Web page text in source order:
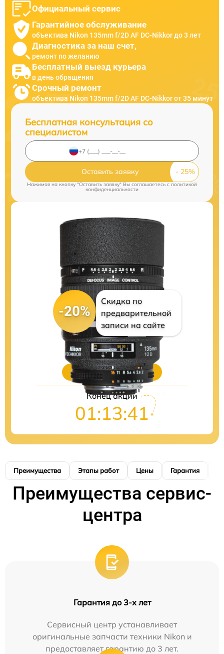
Официальный сервис
Гарантийное обслуживание
объектива Nikon 135mm f/2D AF DC-Nikkor до 3 лет
Диагностика за наш счет,
ремонт по желанию
Бесплатный выезд курьера
в день обращения
Срочный ремонт
объектива Nikon 135mm f/2D AF DC-Nikkor от 35 минут
Бесплатная консультация со
специалистом
Оставить заявку
Нажимая на кнопку "Оставить заявку" Вы соглашаетесь cполитикой
конфиденциальности
-20%
Скидка по
предварительной
записи на сайте
Цены на ремонт
Конец акции
01:13:40
Преимущества Этапы работ Цены Гарантия
Преимущества сервис-
центра
Гарантия до 3-х лет
Сервисный центр устанавливает
оригинальные запчасти техники Nikon и
предоставляет гарантию до 3 лет.